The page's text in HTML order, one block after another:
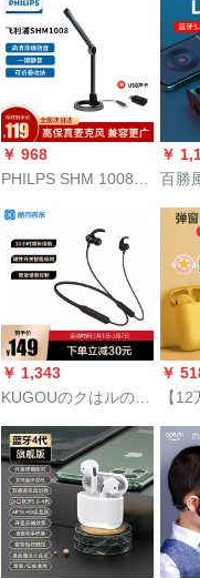
は、アタップのoppo
ファーウェルヴィボ
MiHUAWEI ONSAサ
ービアス耳入耳式ミ
ニ华强北スポスツヤ
ホーンに适用されま
す。
ホケ
のK
mm
オウ
帯の
￥ 968
PHILPS SHM 1008パ
USBカードド版
￥
百勝
無線
ーン
耳式
は
ある
ド重
クト
￥ 1,343
KUGOUのクはルの犬
線Bluetoothイヤホは
超長い航続力があり
ます。30 hBluetooth
5.0磁気はスッと吸い
込みます。
￥
【
真無
ゲ
ツ
スポ
ポー